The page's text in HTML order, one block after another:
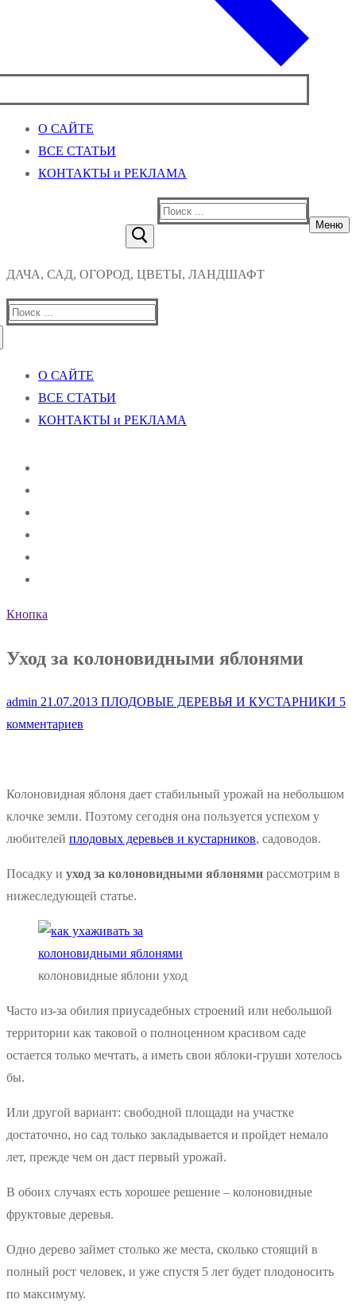
О САЙТЕ
ВСЕ СТАТЬИ
КОНТАКТЫ и РЕКЛАМА
Найти:
Меню
ДАЧА, САД, ОГОРОД, ЦВЕТЫ, ЛАНДШАФТ
Найти:
О САЙТЕ
ВСЕ СТАТЬИ
КОНТАКТЫ и РЕКЛАМА
Кнопка
Уход за колоновидными яблонями
admin 21.07.2013 ПЛОДОВЫЕ ДЕРЕВЬЯ И КУСТАРНИКИ 5
комментариев
Колоновидная яблоня дает стабильный урожай на небольшом
клочке земли. Поэтому сегодня она пользуется успехом у
любителей плодовых деревьев и кустарников, садоводов.
Посадку и уход за колоновидными яблонями рассмотрим в
нижеследующей статье.
колоновидные яблони уход
Часто из-за обилия приусадебных строений или небольшой
территории как таковой о полноценном красивом саде
остается только мечтать, а иметь свои яблоки-груши хотелось
бы.
Или другой вариант: свободной площади на участке
достаточно, но сад только закладывается и пройдет немало
лет, прежде чем он даст первый урожай.
В обоих случаях есть хорошее решение – колоновидные
фруктовые деревья.
Одно дерево займет столько же места, сколько стоящий в
полный рост человек, и уже спустя 5 лет будет плодоносить
по максимуму.